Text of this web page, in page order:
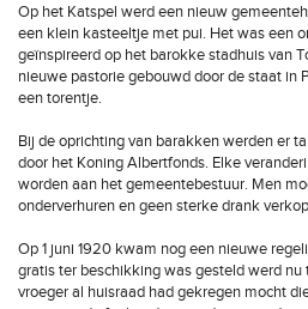
Op het Katspel werd een nieuw
een klein kasteeltje met pui. Het was een
geïnspireerd op het barokke stadhuis van
nieuwe pastorie gebouwd door de staat in
een torentje.
Bij de oprichting van barakken werden er
door het Koning Albertfonds. Elke
worden aan het gemeentebestuur. Men
onderverhuren en geen sterke drank
Op 1 juni 1920 kwam nog een nieuwe
gratis ter beschikking was gesteld werd nu
vroeger al huisraad had gekregen mocht